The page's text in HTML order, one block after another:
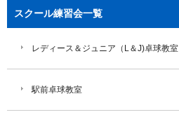
スクール練習会一覧
レディース＆ジュニア（L＆J)卓球教室
駅前卓球教室